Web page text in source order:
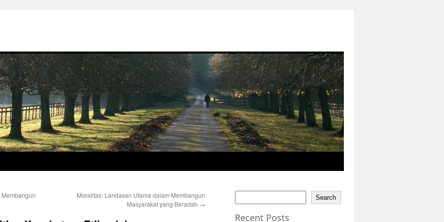
Moralitas: Landasan Utama dalam Membangun
Masyarakat yang Beradab →
Search
Recent Posts